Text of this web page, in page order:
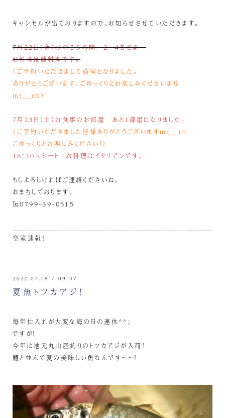
キャンセルが出ておりますので、お知らせさせていただきます。
7月22日（金）おのころの間 2～4名さま
お料理は鱧料理です。
（ご予約いただきまして満室となりました。
ありがとうございます。ごゆっくりとお楽しみくださいませ
m(__)m）
7月23日（土）お食事のお部屋 あと１部屋になりました。
（ご予約いただきました皆様ありがとうございますm(__)m
ごゆっくりとお楽しみください！）
18：30スタート お料理はイタリアンです。
もしよろしければご連絡くださいね。
おまちしております。
℡0799-39-0515
空室速報！
2022.07.18 / 09:47
夏魚トツカアジ！
毎年仕入れが大変な海の日の連休^^;
ですが！
今年は地元丸山産釣りのトツカアジが入荷！
鱧と並んで夏の美味しい魚なんです～～！